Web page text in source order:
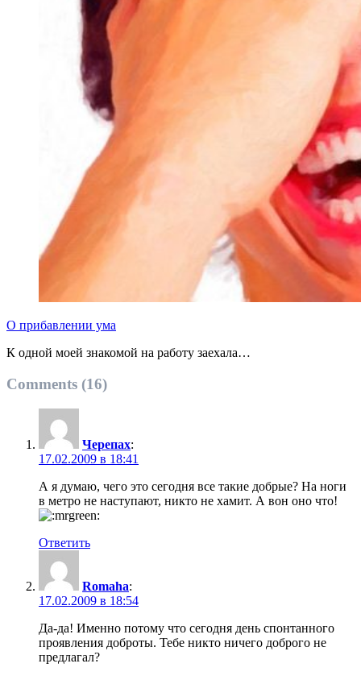
О прибавлении ума
К одной моей знакомой на работу заехала…
Comments (16)
Черепах:
17.02.2009 в 18:41
А я думаю, чего это сегодня все такие добрые? На ноги
в метро не наступают, никто не хамит. А вон оно что!
Ответить
Romaha:
17.02.2009 в 18:54
Да-да! Именно потому что сегодня день спонтанного
проявления доброты. Тебе никто ничего доброго не
предлагал?